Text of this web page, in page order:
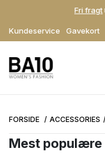
Kundeservice Gavekort
Fri fragt
FORSIDE ACCESSORIES
Mest populære